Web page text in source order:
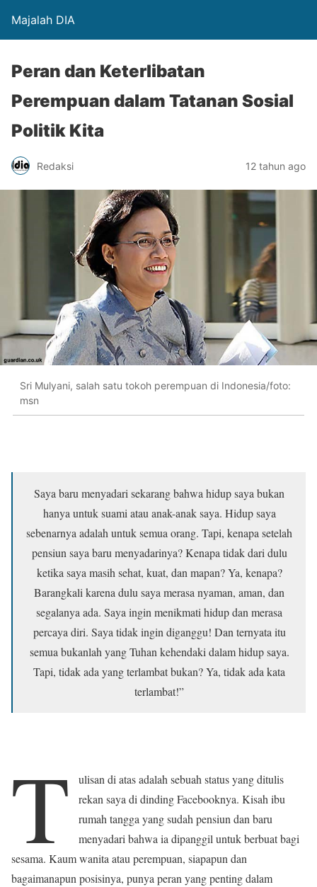
Majalah DIA
Peran dan Keterlibatan
Perempuan dalam Tatanan Sosial
Politik Kita
Redaksi 12 tahun ago
Sri Mulyani, salah satu tokoh perempuan di Indonesia/foto:
msn
Saya baru menyadari sekarang bahwa hidup saya bukan
hanya untuk suami atau anak-anak saya. Hidup saya
sebenarnya adalah untuk semua orang. Tapi, kenapa setelah
pensiun saya baru menyadarinya? Kenapa tidak dari dulu
ketika saya masih sehat, kuat, dan mapan? Ya, kenapa?
Barangkali karena dulu saya merasa nyaman, aman, dan
segalanya ada. Saya ingin menikmati hidup dan merasa
percaya diri. Saya tidak ingin diganggu! Dan ternyata itu
semua bukanlah yang Tuhan kehendaki dalam hidup saya.
Tapi, tidak ada yang terlambat bukan? Ya, tidak ada kata
terlambat!”
T
ulisan di atas adalah sebuah status yang ditulis
rekan saya di dinding Facebooknya. Kisah ibu
rumah tangga yang sudah pensiun dan baru
menyadari bahwa ia dipanggil untuk berbuat bagi
sesama. Kaum wanita atau perempuan, siapapun dan
bagaimanapun posisinya, punya peran yang penting dalam